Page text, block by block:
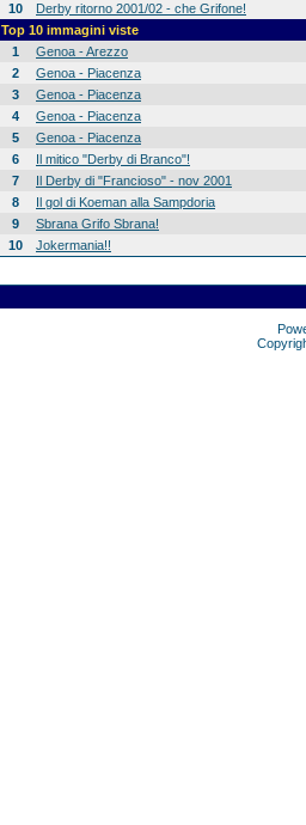
10
Derby ritorno 2001/02 - che Grifone!
Top 10 immagini viste
1
Genoa - Arezzo
2
Genoa - Piacenza
3
Genoa - Piacenza
4
Genoa - Piacenza
5
Genoa - Piacenza
6
Il mitico "Derby di Branco"!
7
Il Derby di "Francioso" - nov 2001
8
Il gol di Koeman alla Sampdoria
9
Sbrana Grifo Sbrana!
10
Jokermania!!